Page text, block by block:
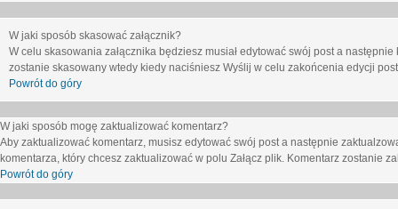
W jaki sposób skasować załącznik?
W celu skasowania załącznika będziesz musiał edytować swój post a
zostanie skasowany wtedy kiedy naciśniesz Wyślij w celu zakońcenia edycji
Powrót do góry
W jaki sposób mogę zaktualizować komentarz?
Aby zaktualizować komentarz, musisz edytować swój post a następnie
komentarza, który chcesz zaktualizować w polu Załącz plik. Komentarz zostanie
Powrót do góry